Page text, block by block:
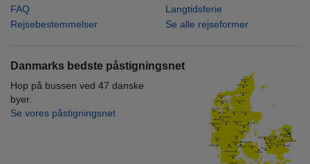
FAQ
Rejsebestemmelser
Langtidsferie
Se alle rejseformer
Danmarks bedste påstigningsnet
Hop på bussen ved 47 danske
byer.
Se vores påstigningsnet